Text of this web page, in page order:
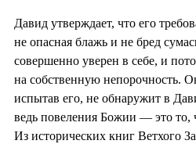
Давид утверждает, что его
не опасная блажь и не бред
совершенно уверен в себе, и
на собственную непорочность.
испытав его, не обнаружит в
ведь повеления Божии — это то,
Из исторических книг Ветхого